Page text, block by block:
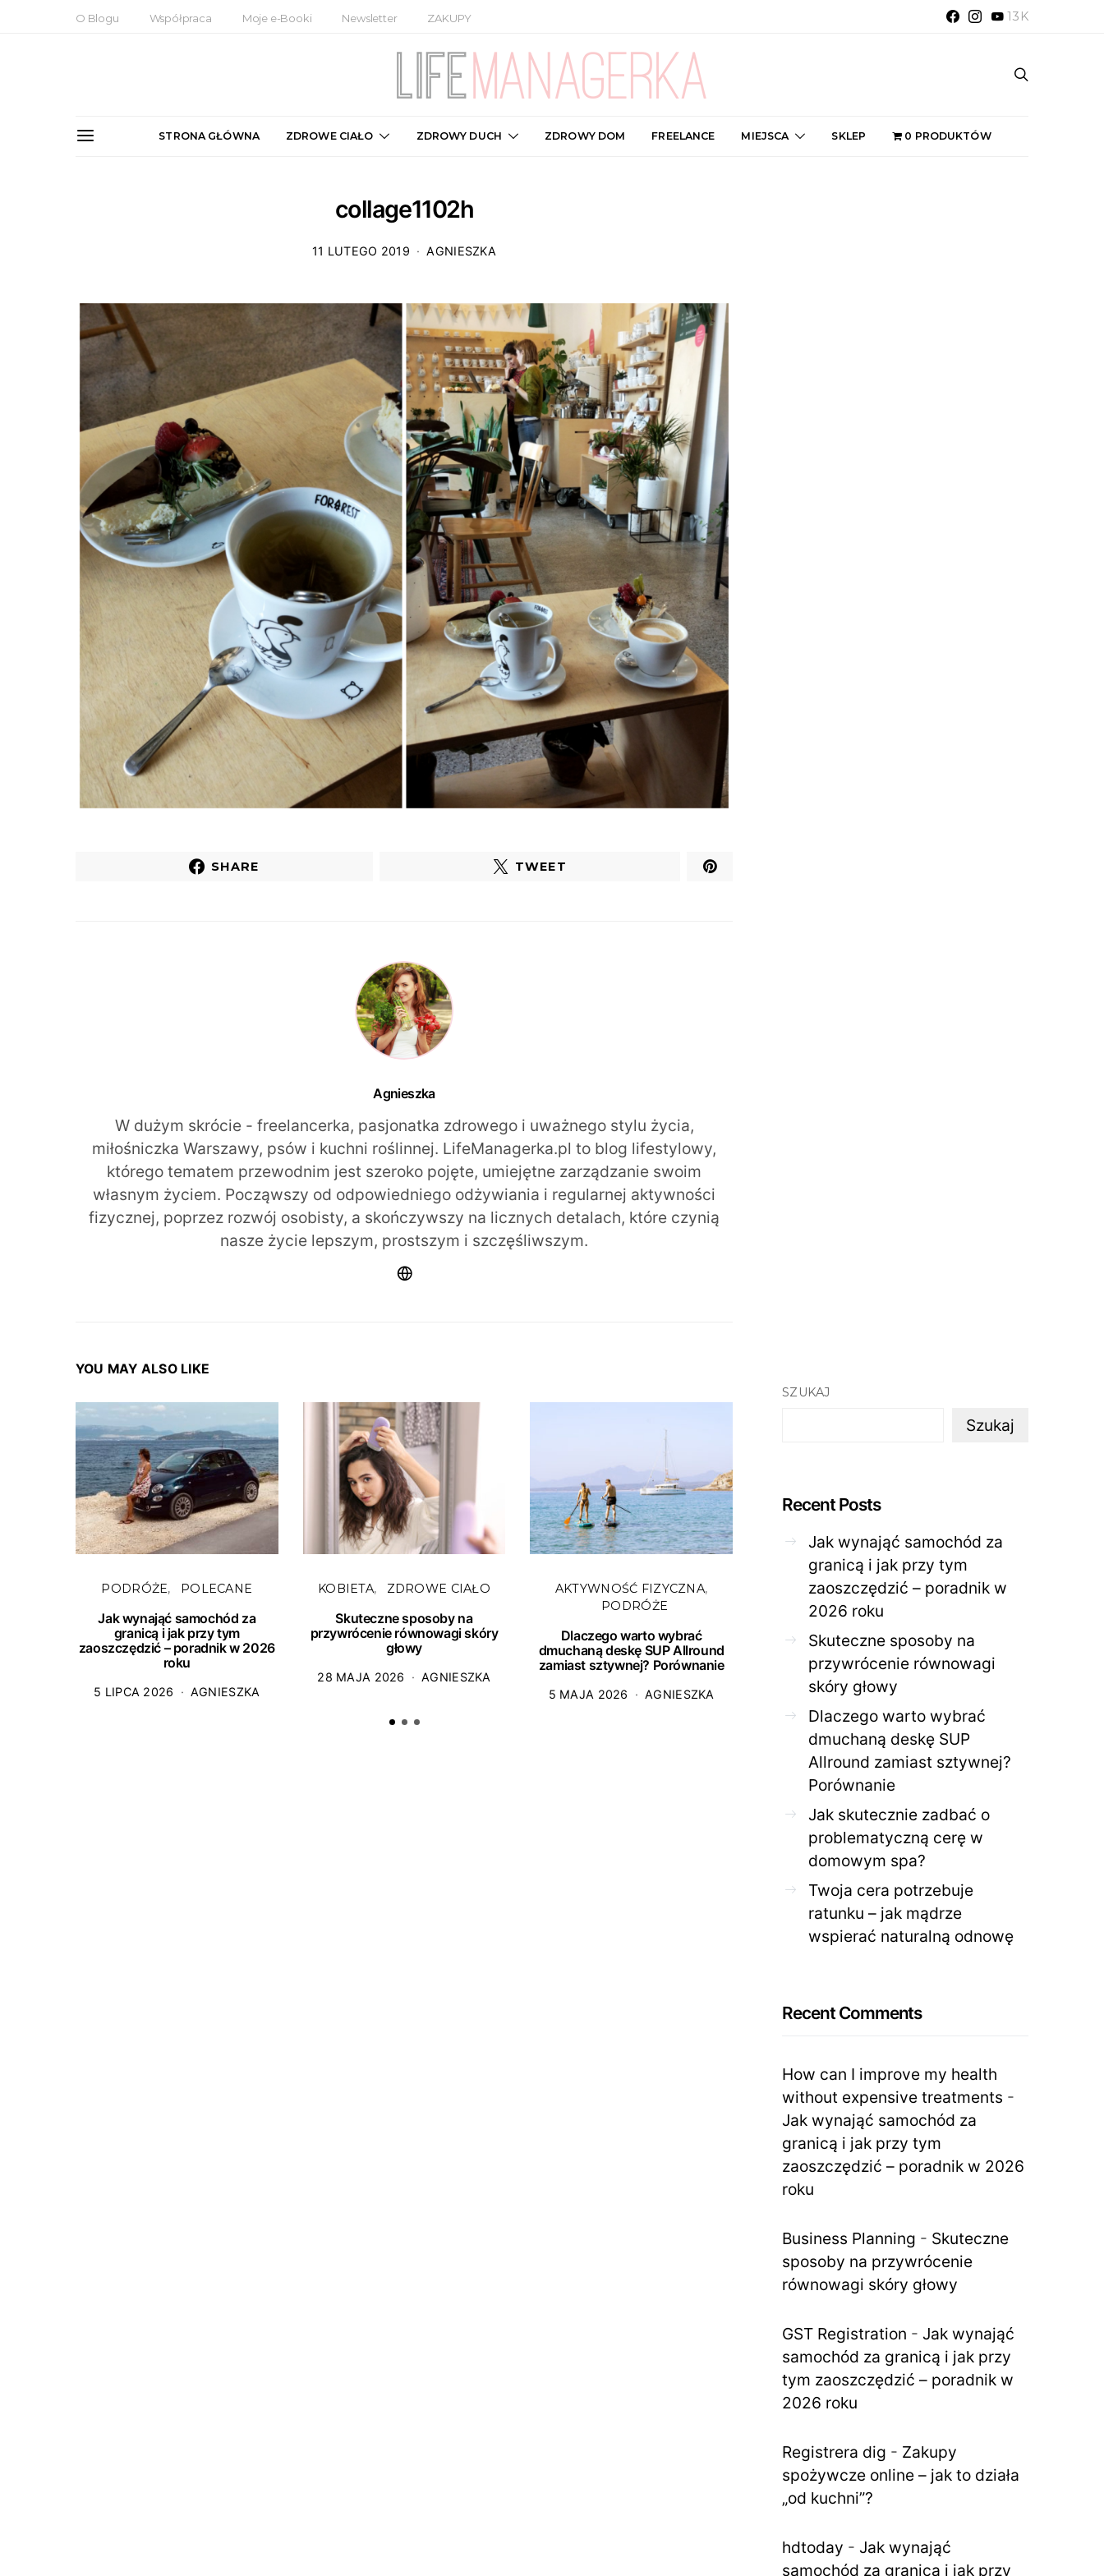
O Blogu Współpraca Moje e-Booki Newsletter ZAKUPY 13K
STRONA GŁÓWNA ZDROWE CIAŁO ZDROWY DUCH ZDROWY DOM FREELANCE MIEJSCA SKLEP 0 PRODUKTÓW
collage1102h
11 LUTEGO 2019 AGNIESZKA
SHARE TWEET
Agnieszka
W dużym skrócie - freelancerka, pasjonatka zdrowego i uważnego stylu życia,
miłośniczka Warszawy, psów i kuchni roślinnej. LifeManagerka.pl to blog lifestylowy,
którego tematem przewodnim jest szeroko pojęte, umiejętne zarządzanie swoim
własnym życiem. Począwszy od odpowiedniego odżywiania i regularnej aktywności
fizycznej, poprzez rozwój osobisty, a skończywszy na licznych detalach, które czynią
nasze życie lepszym, prostszym i szczęśliwszym.
YOU MAY ALSO LIKE
PODRÓŻE POLECANE
Jak wynająć samochód za
granicą i jak przy tym
zaoszczędzić – poradnik w 2026
roku
5 LIPCA 2026 AGNIESZKA
KOBIETA ZDROWE CIAŁO
Skuteczne sposoby na
przywrócenie równowagi skóry
głowy
28 MAJA 2026 AGNIESZKA
AKTYWNOŚĆ FIZYCZNA
PODRÓŻE
Dlaczego warto wybrać
dmuchaną deskę SUP Allround
zamiast sztywnej? Porównanie
5 MAJA 2026 AGNIESZKA
ZDROWE CIAŁO
Jak skutecznie zadbać o
problematyczną cerę w
domowym spa?
28 KWIETNIA 2026 27 KWIETNIA 2026
SZUKAJ
Szukaj
Recent Posts
Jak wynająć samochód za
granicą i jak przy tym
zaoszczędzić – poradnik w
2026 roku
Skuteczne sposoby na
przywrócenie równowagi
skóry głowy
Dlaczego warto wybrać
dmuchaną deskę SUP
Allround zamiast sztywnej?
Porównanie
Jak skutecznie zadbać o
problematyczną cerę w
domowym spa?
Twoja cera potrzebuje
ratunku – jak mądrze
wspierać naturalną odnowę
Recent Comments
How can I improve my health
without expensive treatments -
Jak wynająć samochód za
granicą i jak przy tym
zaoszczędzić – poradnik w 2026
roku
Business Planning - Skuteczne
sposoby na przywrócenie
równowagi skóry głowy
GST Registration - Jak wynająć
samochód za granicą i jak przy
tym zaoszczędzić – poradnik w
2026 roku
Registrera dig - Zakupy
spożywcze online – jak to działa
„od kuchni”?
hdtoday - Jak wynająć
samochód za granicą i jak przy